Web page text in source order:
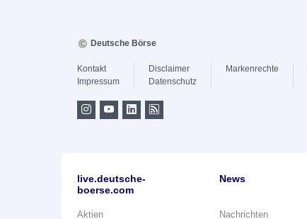
Deutsche Börse
Kontakt
Impressum
Disclaimer
Datenschutz
Markenrechte
live.deutsche-
boerse.com
Aktien
News
Nachrichten